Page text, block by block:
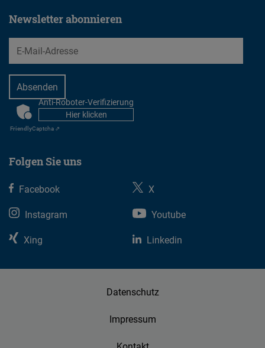
Newsletter abonnieren
EMail
CAPTCHAAnti-Roboter-Verifizierung
Hier klicken
FriendlyCaptcha ⇗
Folgen Sie uns
Facebook
X
Instagram
Youtube
Xing
Linkedin
Datenschutz
Impressum